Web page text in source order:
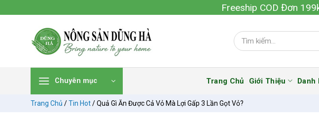
đến
Freeship COD Đơn
Chuyên mục Trang Chủ Giới Thiệu Danh
Trang Chủ /Tin Hot/Quả Gì Ăn Được Cả Vỏ Mà Lợi Gấp 3 Lần Gọt Vỏ?